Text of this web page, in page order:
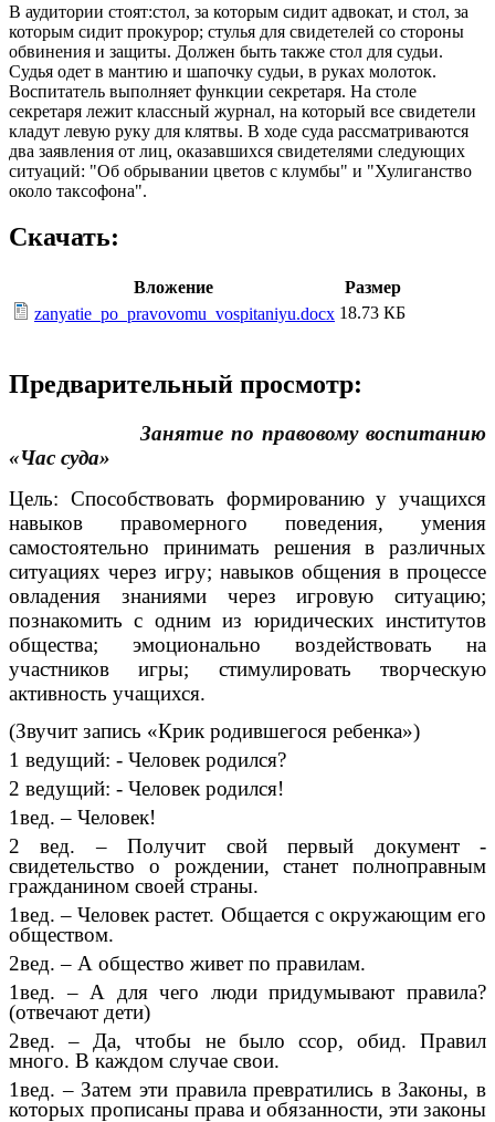
В аудитории стоят:стол, за которым сидит адвокат, и стол, за
которым сидит прокурор; стулья для свидетелей со стороны
обвинения и защиты. Должен быть также стол для судьи.
Судья одет в мантию и шапочку судьи, в руках молоток.
Воспитатель выполняет функции секретаря. На столе
секретаря лежит классный журнал, на который все свидетели
кладут левую руку для клятвы. В ходе суда рассматриваются
два заявления от лиц, оказавшихся свидетелями следующих
ситуаций: "Об обрывании цветов с клумбы" и "Хулиганство
около таксофона".
Скачать:
Вложение
Размер
zanyatie_po_pravovomu_vospitaniyu.docx 18.73 КБ
Предварительный просмотр:
Занятие по правовому воспитанию
«Час суда»
Цель: Способствовать формированию у учащихся
навыков правомерного поведения, умения
самостоятельно принимать решения в различных
ситуациях через игру; навыков общения в процессе
овладения знаниями через игровую ситуацию;
познакомить с одним из юридических институтов
общества; эмоционально воздействовать на
участников игры; стимулировать творческую
активность учащихся.
(Звучит запись «Крик родившегося ребенка»)
1 ведущий: - Человек родился?
2 ведущий: - Человек родился!
1вед. – Человек!
2 вед. – Получит свой первый документ -
свидетельство о рождении, станет полноправным
гражданином своей страны.
1вед. – Человек растет. Общается с окружающим его
обществом.
2вед. – А общество живет по правилам.
1вед. – А для чего люди придумывают правила?
(отвечают дети)
2вед. – Да, чтобы не было ссор, обид. Правил
много. В каждом случае свои.
1вед. – Затем эти правила превратились в Законы, в
которых прописаны права и обязанности, эти законы